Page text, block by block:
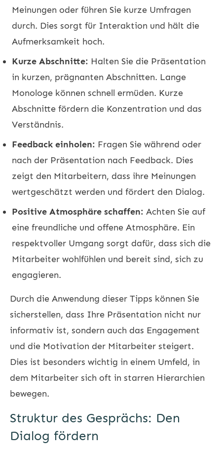
Meinungen oder führen Sie kurze Umfragen
durch. Dies sorgt für Interaktion und hält die
Aufmerksamkeit hoch.
Kurze Abschnitte: Halten Sie die Präsentation
in kurzen, prägnanten Abschnitten. Lange
Monologe können schnell ermüden. Kurze
Abschnitte fördern die Konzentration und das
Verständnis.
Feedback einholen: Fragen Sie während oder
nach der Präsentation nach Feedback. Dies
zeigt den Mitarbeitern, dass ihre Meinungen
wertgeschätzt werden und fördert den Dialog.
Positive Atmosphäre schaffen: Achten Sie auf
eine freundliche und offene Atmosphäre. Ein
respektvoller Umgang sorgt dafür, dass sich die
Mitarbeiter wohlfühlen und bereit sind, sich zu
engagieren.
Durch die Anwendung dieser Tipps können Sie
sicherstellen, dass Ihre Präsentation nicht nur
informativ ist, sondern auch das Engagement
und die Motivation der Mitarbeiter steigert.
Dies ist besonders wichtig in einem Umfeld, in
dem Mitarbeiter sich oft in starren Hierarchien
bewegen.
Struktur des Gesprächs: Den
Dialog fördern